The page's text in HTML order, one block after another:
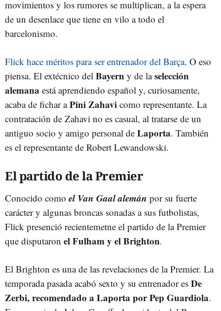
movimientos y los rumores se multiplican, a la espera
de un desenlace que tiene en vilo a todo el
barcelonismo.
Flick hace méritos para ser entrenador del Barça. O eso
piensa. El extécnico del Bayern y de laselección
alemana está aprendiendo español y, curiosamente,
acaba de fichar aPini Zahavi como representante. La
contratación de Zahavi no es casual, al tratarse de un
antiguo socio y amigo personal de Laporta. También
es el representante de Robert Lewandowski.
El partido de la Premier
Conocido como el Van Gaal alemán por su fuerte
carácter y algunas broncas sonadas a sus futbolistas,
Flick presenció recientemetne el partido de la Premier
que disputaron el Fulham y el Brighton.
El Brighton es una de las revelaciones de la Premier. La
temporada pasada acabó sexto y su entrenador es De
Zerbi, recomendado a Laporta por Pep Guardiola.